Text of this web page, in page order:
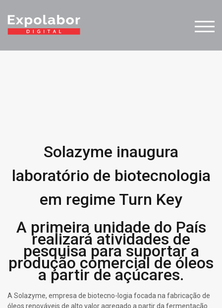
Solazyme inaugura
laboratório de biotecnologia
em regime Turn Key
A primeira unidade do País
realizará atividades de
pesquisa para suportar a
produção comercial de óleos
a partir de açúcares.
A Solazyme, empresa de biotecno-logia focada na fabricação de
óleos renováveis de alto valor agregado a partir da fermentação